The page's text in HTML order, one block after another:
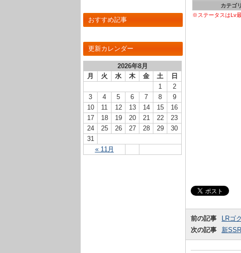
おすすめ記事
更新カレンダー
2026年8月
月
火 水 木 金 土 日
« 11月
1
2
3
4 5 6 7 8
9
10
11 12 13 14 15
16
17
18 19 20 21 22
23
24
25 26 27 28 29
30
31
カテゴリ
※ステータスはLv
前の記事
LRゴク
次の記事
新